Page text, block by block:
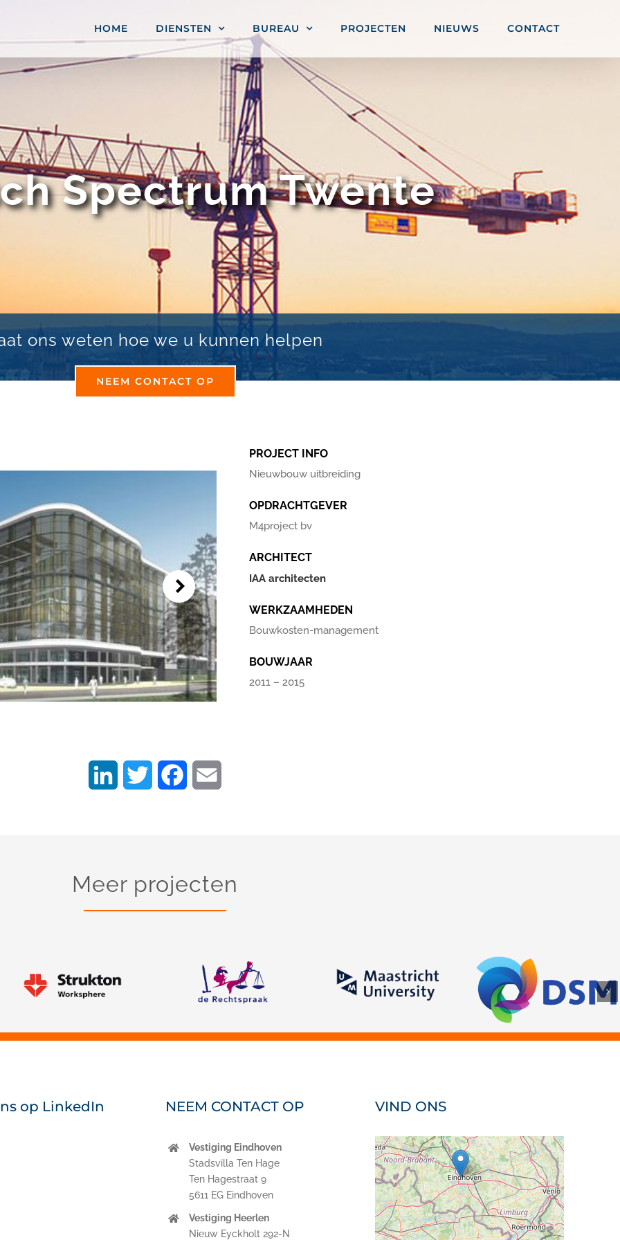
HOME DIENSTEN BUREAU PROJECTEN NIEUWS CONTACT
Spectrum Twente
ons weten hoe we u kunnen helpen
NEEM CONTACT OP
PROJECT INFO
Nieuwbouw uitbreiding
OPDRACHTGEVER
M4project bv
ARCHITECT
IAA architecten
WERKZAAMHEDEN
Bouwkosten-management
BOUWJAAR
2011 – 2015
LinkedInTwitter Facebook
Meer projecten
op LinkedIn NEEM CONTACT OP
Vestiging Eindhoven
Stadsvilla Ten Hage
Ten Hagestraat 9
5611 EG Eindhoven
Vestiging Heerlen
Nieuw Eyckholt 292-N
VIND ONS